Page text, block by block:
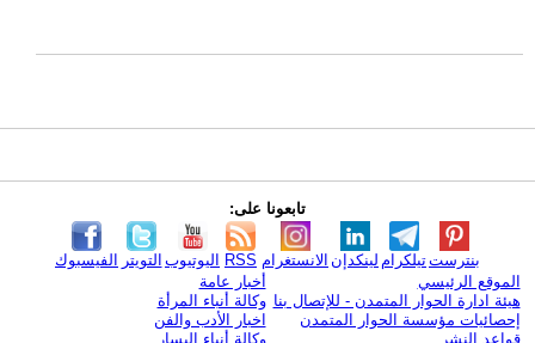
تابعونا على:
الفيسبوك التويتر اليوتيوب RSS الانستغرام لينكدإن تيلكرامبنترست
الموقع الرئيسي
هيئة ادارة الحوار المتمدن - للإتصال بنا
إحصائيات مؤسسة الحوار المتمدن
قواعد النشر
أخبار عامة
وكالة أنباء المرأة
اخبار الأدب والفن
وكالة أنباء اليسار